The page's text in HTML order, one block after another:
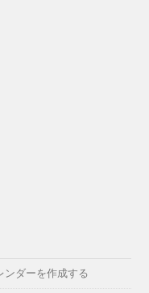
ンダーを作成する